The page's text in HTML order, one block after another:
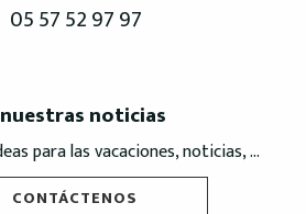
05 57 52 97 97
noticias
para las vacaciones, noticias, ...
CONTÁCTENOS